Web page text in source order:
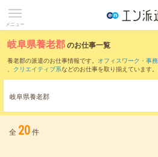
メニュー
岐阜県養老郡のお仕事一覧
養老郡の派遣のお仕事情報です。 オフィスワーク・事
、 クリエイティブ系などのお仕事を取り揃えています。
また、大垣市・
など隣接エリ
す。
岐阜県養老郡
全 20件